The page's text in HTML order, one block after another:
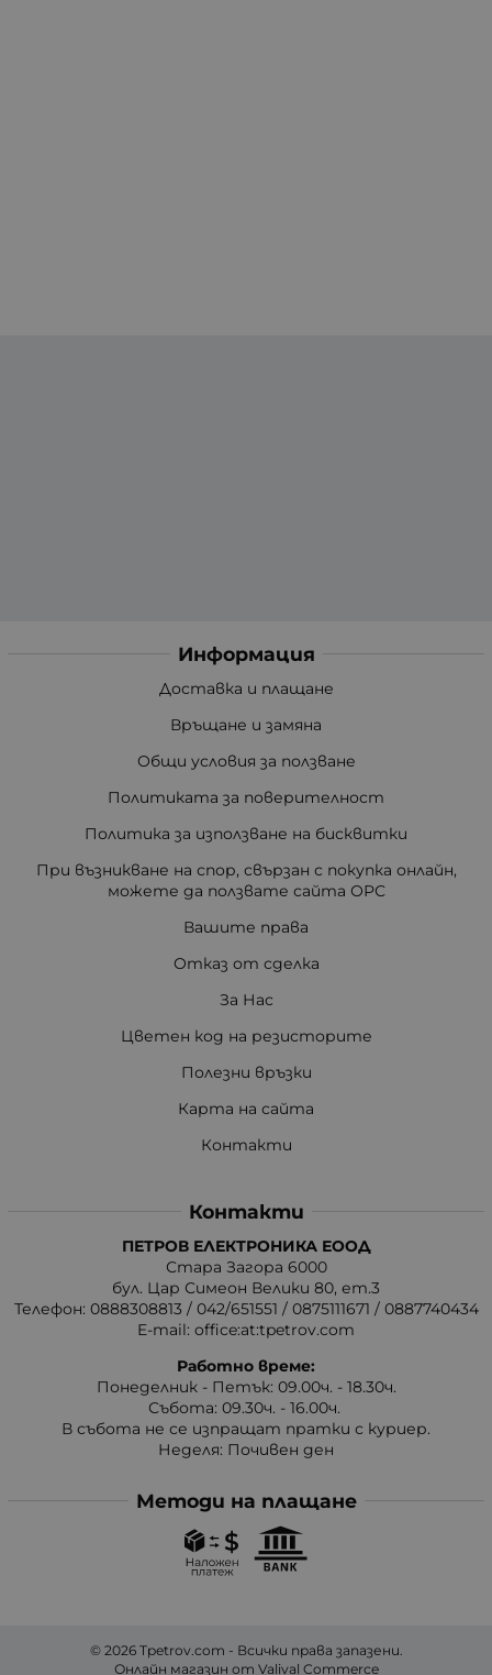
Информация
Доставка и плащане
Връщане и замяна
Общи условия за ползване
Политиката за поверителност
Политика за използване на бисквитки
При възникване на спор, свързан с покупка онлайн,
можете да ползвате сайта ОРС
Вашите права
Отказ от сделка
За Нас
Цветен код на резисторите
Полезни връзки
Карта на сайта
Контакти
Контакти
ПЕТРОВ ЕЛЕКТРОНИКА ЕООД
Стара Загора 6000
бул. Цар Симеон Велики 80, ет.3
Телефон: 0888308813 / 042/651551 / 0875111671 / 0887740434
E-mail: office:at:tpetrov.com
Работно време:
Понеделник - Петък: 09.00ч. - 18.30ч.
Събота: 09.30ч. - 16.00ч.
В събота не се изпращат пратки с куриер.
Неделя: Почивен ден
Методи на плащане
© 2026 Tpetrov.com - Всички права запазени.
Онлайн магазин от Valival Commerce